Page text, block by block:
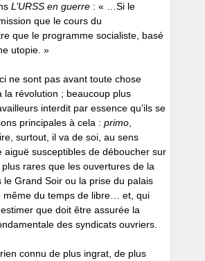
L’URSS en guerre : « …Si le
que le cours du
que le programme socialiste, basé
utopie. »
ne sont pas avant toute chose
la révolution ; beaucoup plus
interdit par essence qu’ils se
principales à cela : primo,
surtout, il va de soi, au sens
aiguë susceptibles de déboucher sur
rares que les ouvertures de la
le Grand Soir ou la prise du palais
même du temps de libre… et, qui
estimer que doit être assurée la
des syndicats ouvriers.
connu de plus ingrat, de plus